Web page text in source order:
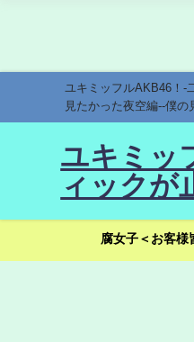
ユキミッフルAKB46！-
見たかった夜空編--僕の
ユキミッ
ィックが
腐女子＜お客様